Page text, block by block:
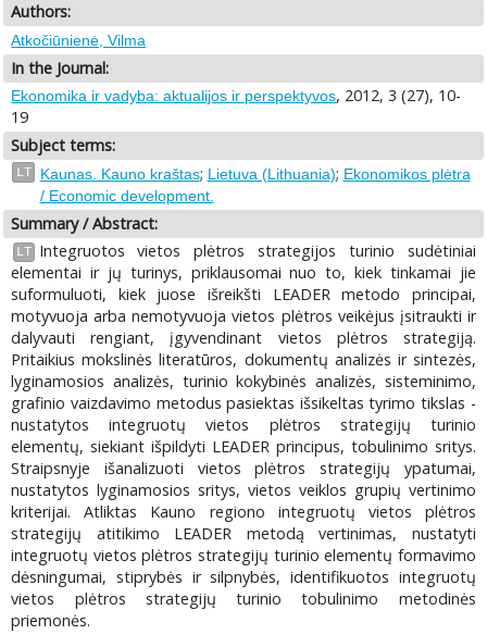
Authors:
Atkočiūnienė, Vilma
In the Journal:
Ekonomika ir vadyba: aktualijos ir perspektyvos, 2012, 3 (27), 10-
19
Subject terms:
LT Kaunas. Kauno kraštas; Lietuva (Lithuania); Ekonomikos plėtra
/ Economic development.
Summary / Abstract:
LT
Integruotos vietos plėtros strategijos turinio sudėtiniai
elementai ir jų turinys, priklausomai nuo to, kiek tinkamai jie
suformuluoti, kiek juose išreikšti LEADER metodo principai,
motyvuoja arba nemotyvuoja vietos plėtros veikėjus įsitraukti ir
dalyvauti rengiant, įgyvendinant vietos plėtros strategiją.
Pritaikius mokslinės literatūros, dokumentų analizės ir sintezės,
lyginamosios analizės, turinio kokybinės analizės, sisteminimo,
grafinio vaizdavimo metodus pasiektas išsikeltas tyrimo tikslas -
nustatytos integruotų vietos plėtros strategijų turinio
elementų, siekiant išpildyti LEADER principus, tobulinimo sritys.
Straipsnyje išanalizuoti vietos plėtros strategijų ypatumai,
nustatytos lyginamosios sritys, vietos veiklos grupių vertinimo
kriterijai. Atliktas Kauno regiono integruotų vietos plėtros
strategijų atitikimo LEADER metodą vertinimas, nustatyti
integruotų vietos plėtros strategijų turinio elementų formavimo
dėsningumai, stiprybės ir silpnybės, identifikuotos integruotų
vietos plėtros strategijų turinio tobulinimo metodinės
priemonės.